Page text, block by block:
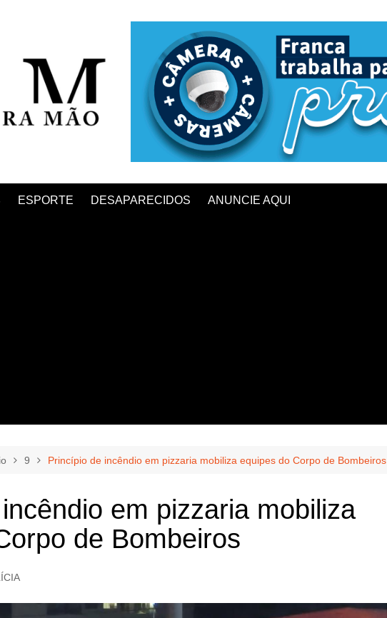
ESPORTE DESAPARECIDOS ANUNCIE AQUI
9 Princípio de incêndio em pizzaria mobiliza equipes do Corpo de Bombeiros
em pizzaria mobiliza
de Bombeiros